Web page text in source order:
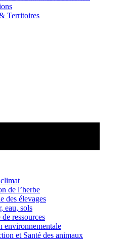
Territoires
de l’herbe
des élevages
eau, sols
ressources
environnementale
et Santé des animaux